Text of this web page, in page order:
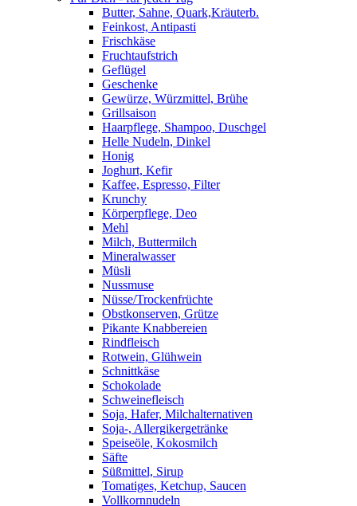
Butter, Sahne, Quark,Kräuterb.
Feinkost, Antipasti
Frischkäse
Fruchtaufstrich
Geflügel
Geschenke
Gewürze, Würzmittel, Brühe
Grillsaison
Haarpflege, Shampoo, Duschgel
Helle Nudeln, Dinkel
Honig
Joghurt, Kefir
Kaffee, Espresso, Filter
Krunchy
Körperpflege, Deo
Mehl
Milch, Buttermilch
Mineralwasser
Müsli
Nussmuse
Nüsse/Trockenfrüchte
Obstkonserven, Grütze
Pikante Knabbereien
Rindfleisch
Rotwein, Glühwein
Schnittkäse
Schokolade
Schweinefleisch
Soja, Hafer, Milchalternativen
Soja-, Allergikergetränke
Speiseöle, Kokosmilch
Säfte
Süßmittel, Sirup
Tomatiges, Ketchup, Saucen
Vollkornnudeln